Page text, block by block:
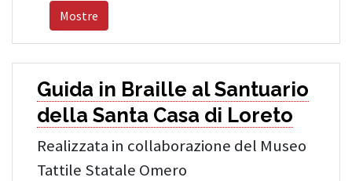
Mostre
Guida in Braille al Santuario
della Santa Casa di Loreto
Realizzata in collaborazione del Museo
Tattile Statale Omero